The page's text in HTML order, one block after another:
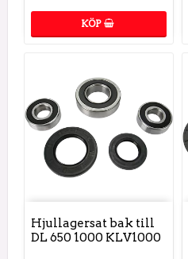
KÖP
Hjullagersat bak till
DL 650 1000 KLV1000